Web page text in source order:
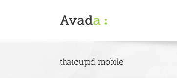
thaicupid mobile